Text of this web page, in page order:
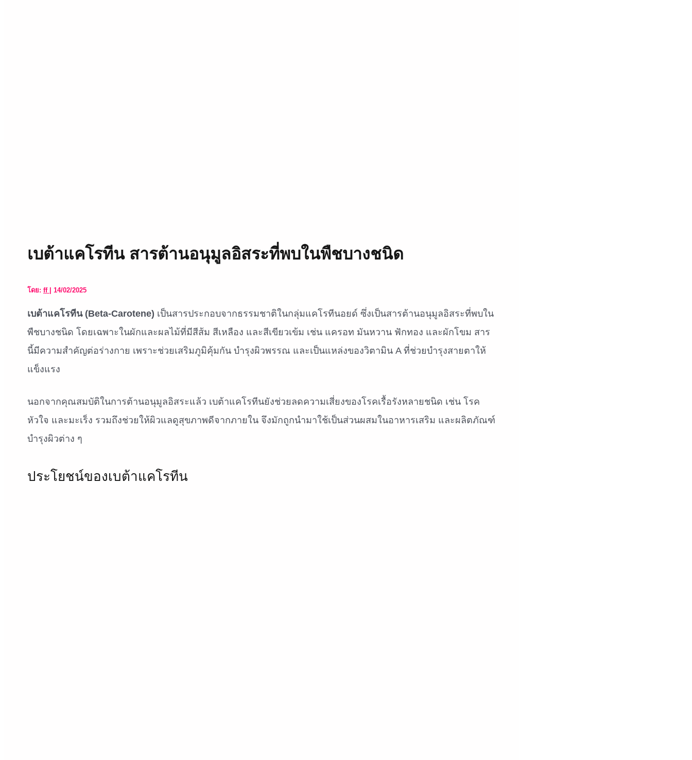
เบต้าแคโรทีน สารต้านอนุมูลอิสระที่พบในพืชบางชนิด
โดย: ff 14/02/2025
เบต้าแคโรทีน (Beta-Carotene) เป็นสารประกอบจากธรรมชาติในกลุ่มแคโรทีนอยด์ ซึ่งเป็นสารต้านอนุมูลอิสระที่พบใน
พืชบางชนิด โดยเฉพาะในผักและผลไม้ที่มีสีส้ม สีเหลือง และสีเขียวเข้ม เช่น แครอท มันหวาน ฟักทอง และผักโขม สาร
นี้มีความสำคัญต่อร่างกาย เพราะช่วยเสริมภูมิคุ้มกัน บำรุงผิวพรรณ และเป็นแหล่งของวิตามิน A ที่ช่วยบำรุงสายตาให้
แข็งแรง
นอกจากคุณสมบัติในการต้านอนุมูลอิสระแล้ว เบต้าแคโรทีนยังช่วยลดความเสี่ยงของโรคเรื้อรังหลายชนิด เช่น โรค
หัวใจ และมะเร็ง รวมถึงช่วยให้ผิวแลดูสุขภาพดีจากภายใน จึงมักถูกนำมาใช้เป็นส่วนผสมในอาหารเสริม และผลิตภัณฑ์
บำรุงผิวต่าง ๆ
ประโยชน์ของเบต้าแคโรทีน